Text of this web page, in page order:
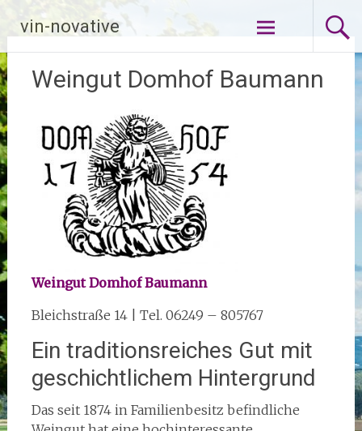
Inhalt
springen
vin-novative
Weingut Domhof Baumann
Weingut Domhof Baumann
Bleichstraße 14 | Tel. 06249 – 805767
Ein traditionsreiches Gut mit
geschichtlichem Hintergrund
Das seit 1874 in Familienbesitz befindliche